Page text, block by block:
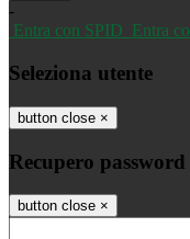
-
Entra con SPID Entra
Seleziona utente
button close ×
Recupero password
button close ×